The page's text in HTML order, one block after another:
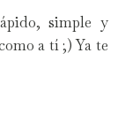
simple y
a tí ;) Ya te